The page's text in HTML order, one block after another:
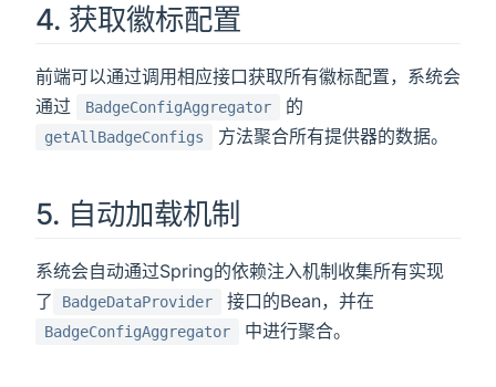
4. 获取徽标配置
前端可以通过调用相应接口获取所有徽标配置，系统会
通过
BadgeConfigAggregator 的
getAllBadgeConfigs 方法聚合所有提供器的数据。
5. 自动加载机制
系统会自动通过Spring的依赖注入机制收集所有实现
了
BadgeDataProvider 接口的Bean，并在
BadgeConfigAggregator 中进行聚合。